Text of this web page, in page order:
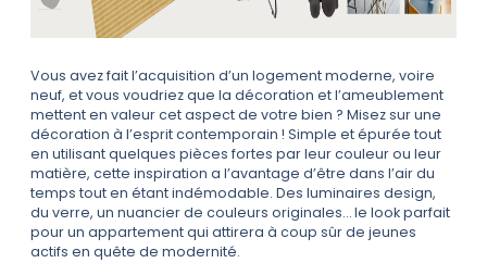
Vous avez fait l’acquisition d’un logement moderne, voire
neuf, et vous voudriez que la décoration et l’ameublement
mettent en valeur cet aspect de votre bien ? Misez sur une
décoration à l’esprit contemporain ! Simple et épurée tout
en utilisant quelques pièces fortes par leur couleur ou leur
matière, cette inspiration a l’avantage d’être dans l’air du
temps tout en étant indémodable. Des luminaires design,
du verre, un nuancier de couleurs originales… le look parfait
pour un appartement qui attirera à coup sûr de jeunes
actifs en quête de modernité.